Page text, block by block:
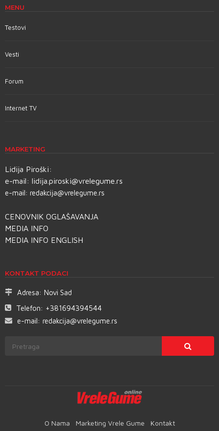
MENU
Testovi
Vesti
Forum
Internet TV
MARKETING
Lidija Piroški:
e-mail: lidija.piroski@vrelegume.rs
e-mail: redakcija@vrelegume.rs
CENOVNIK OGLAŠAVANJA
MEDIA INFO
MEDIA INFO ENGLISH
KONTAKT PODACI
Adresa: Novi Sad
Telefon: +381694394544
e-mail: redakcija@vrelegume.rs
O Nama Marketing Vrele Gume Kontakt